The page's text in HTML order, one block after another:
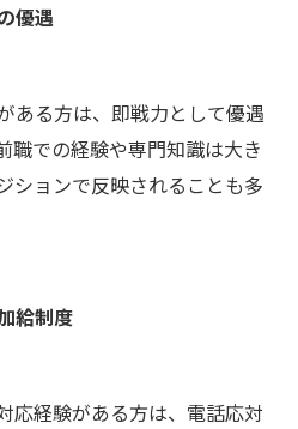
優遇
ある方は、即戦力として優遇
職での経験や専門知識は大き
ションで反映されることも多
給制度
応経験がある方は、電話応対